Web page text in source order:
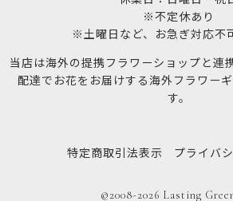
※不定休あり
※土曜日など、お急ぎ対応不
当店は海外の提携フラワーショップと連
配達でお花をお届けする海外フラワー
す。
特定商取引法表示 プライバ
©2008-2026 Lasting